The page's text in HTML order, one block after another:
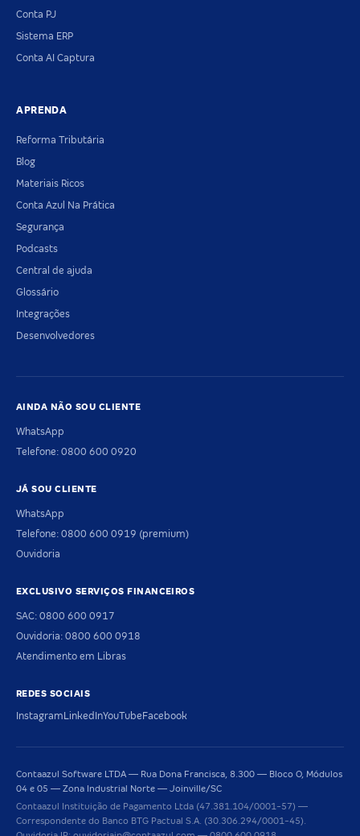
Conta PJ
Sistema ERP
Conta AI Captura
APRENDA
Reforma Tributária
Blog
Materiais Ricos
Conta Azul Na Prática
Segurança
Podcasts
Central de ajuda
Glossário
Integrações
Desenvolvedores
AINDA NÃO SOU CLIENTE
WhatsApp
Telefone: 0800 600 0920
JÁ SOU CLIENTE
WhatsApp
Telefone: 0800 600 0919 (premium)
Ouvidoria
EXCLUSIVO SERVIÇOS FINANCEIROS
SAC: 0800 600 0917
Ouvidoria: 0800 600 0918
Atendimento em Libras
REDES SOCIAIS
InstagramLinkedInYouTubeFacebook
Contaazul Software LTDA — Rua Dona Francisca, 8.300 — Bloco O, Módulos
04 e 05 — Zona Industrial Norte — Joinville/SC
Contaazul Instituição de Pagamento Ltda (47.381.104/0001-57) —
Correspondente do Banco BTG Pactual S.A. (30.306.294/0001-45).